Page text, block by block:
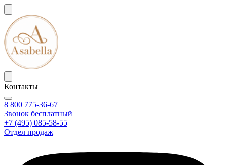
Контакты
8 800 775-36-67
Звонок бесплатный
+7 (495) 085-58-55
Отдел продаж